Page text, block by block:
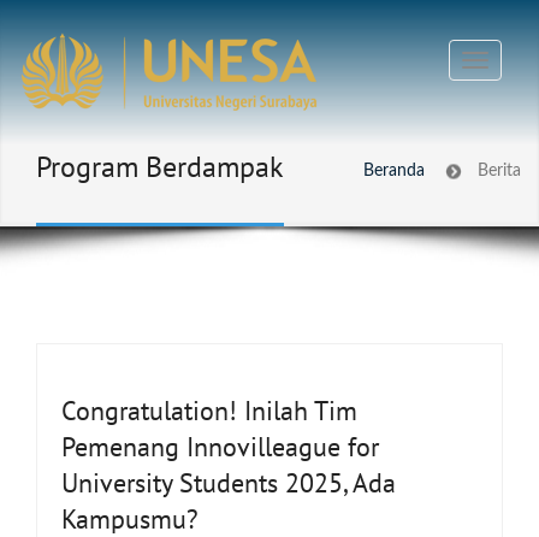
Program Berdampak Beranda Berita
Congratulation! Inilah Tim
Pemenang Innovilleague for
University Students 2025, Ada
Kampusmu?